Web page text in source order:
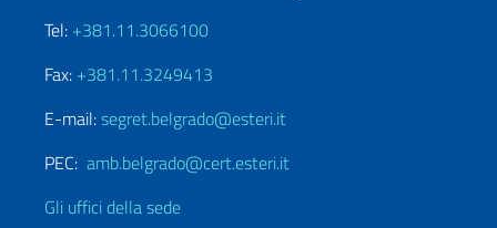
Tel: +381.11.3066100
Fax: +381.11.3249413
E-mail:segret.belgrado@esteri.it
PEC: amb.belgrado@cert.esteri.it
Gli uffici della sede